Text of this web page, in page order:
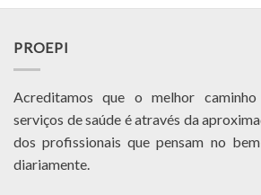
PROEPI
Acreditamos que o melhor
serviços de saúde é através da
dos profissionais que pensam no
diariamente.